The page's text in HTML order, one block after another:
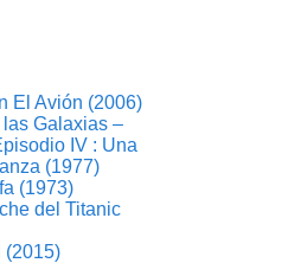
El Avión (2006)
las Galaxias –
IV : Una
(1977)
(1973)
del Titanic
(2015)